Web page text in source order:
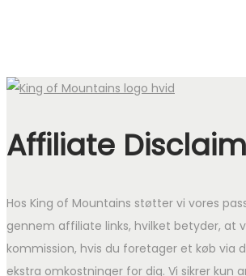
Affiliate
Hos King of Mountains støtter vi vores
gennem affiliate links, hvilket betyder, at
kommission, hvis du foretager et køb via
ekstra omkostninger for dig. Vi sikrer kun